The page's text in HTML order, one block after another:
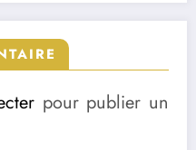
pour publier un